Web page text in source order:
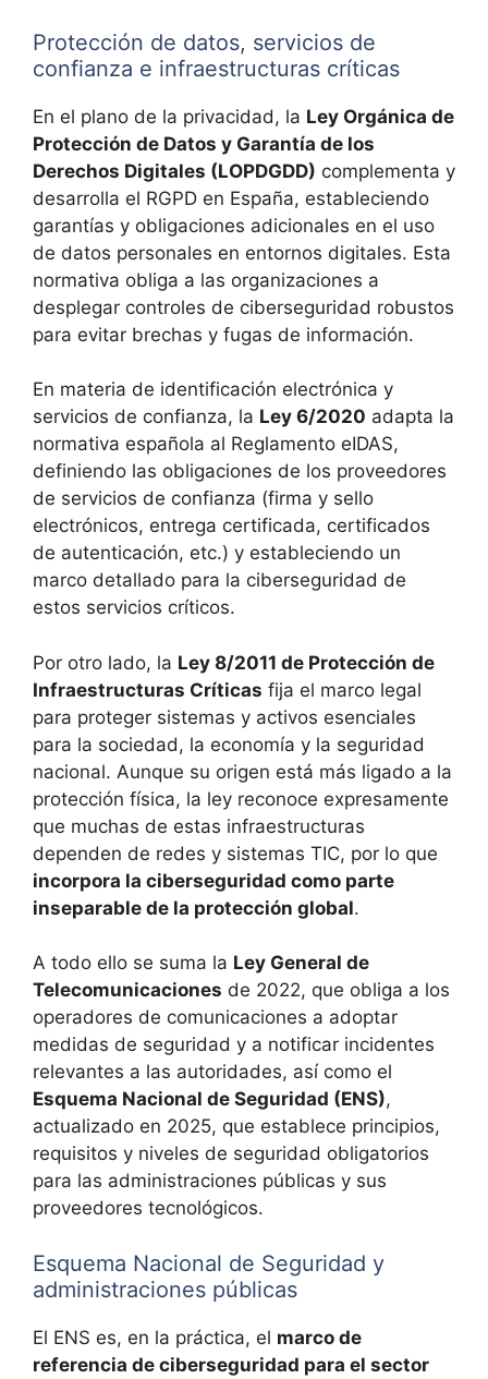
Protección de datos, servicios de
confianza e infraestructuras críticas
En el plano de la privacidad, la Ley Orgánica de
Protección de Datos y Garantía de los
Derechos Digitales (LOPDGDD) complementa y
desarrolla el RGPD en España, estableciendo
garantías y obligaciones adicionales en el uso
de datos personales en entornos digitales. Esta
normativa obliga a las organizaciones a
desplegar controles de ciberseguridad robustos
para evitar brechas y fugas de información.
En materia de identificación electrónica y
servicios de confianza, la Ley 6/2020 adapta la
normativa española al Reglamento eIDAS,
definiendo las obligaciones de los proveedores
de servicios de confianza (firma y sello
electrónicos, entrega certificada, certificados
de autenticación, etc.) y estableciendo un
marco detallado para la ciberseguridad de
estos servicios críticos.
Por otro lado, la Ley 8/2011 de Protección de
Infraestructuras Críticas fija el marco legal
para proteger sistemas y activos esenciales
para la sociedad, la economía y la seguridad
nacional. Aunque su origen está más ligado a la
protección física, la ley reconoce expresamente
que muchas de estas infraestructuras
dependen de redes y sistemas TIC, por lo que
incorpora la ciberseguridad como parte
inseparable de la protección global.
A todo ello se suma la Ley General de
Telecomunicaciones de 2022, que obliga a los
operadores de comunicaciones a adoptar
medidas de seguridad y a notificar incidentes
relevantes a las autoridades, así como el
Esquema Nacional de Seguridad (ENS),
actualizado en 2025, que establece principios,
requisitos y niveles de seguridad obligatorios
para las administraciones públicas y sus
proveedores tecnológicos.
Esquema Nacional de Seguridad y
administraciones públicas
El ENS es, en la práctica, el marco de
referencia de ciberseguridad para el sector